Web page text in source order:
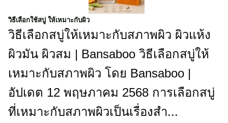
วิธีเลือกใช้สบู่ ให้เหมาะกับผิว
วิธีเลือกสบู่ให้เหมาะกับสภาพผิว ผิวแห้ง
ผิวมัน ผิวสม | Bansaboo วิธีเลือกสบู่ให้
เหมาะกับสภาพผิว โดย Bansaboo |
อัปเดต 12 พฤษภาคม 2568 การเลือกสบู่
ที่เหมาะกับสภาพผิวเป็นเรื่องสำ...